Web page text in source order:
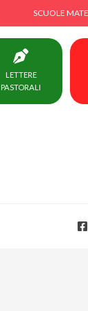
SCUOLE
LETTERE
PASTORALI